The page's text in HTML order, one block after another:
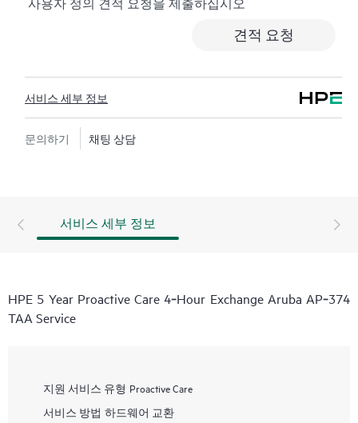
견적 요청
서비스 세부 정보
문의하기 채팅 상담
서비스 세부 정보
HPE 5 Year Proactive Care 4‑Hour Exchange Aruba AP‑374
TAA Service
지원 서비스 유형 Proactive Care
서비스 방법 하드웨어 교환